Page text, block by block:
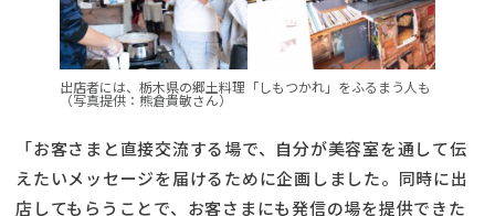
出店者には、栃木県の郷土料理「しもつかれ」をふるまう人も
（写真提供：熊倉貴敏さん）
「お客さまと直接交流する場で、自分が美容室を通して伝
えたいメッセージを届けるために企画しました。同時に出
店してもらうことで、お客さまにも発信の場を提供できた